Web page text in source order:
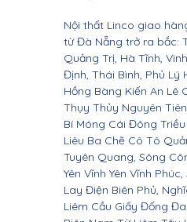
Nội thất Linco giao
từ Đà Nẵng trở ra bắc:
Quảng Trị, Hà Tĩnh,
Định, Thái Bình, Phủ Lý
Hồng Bàng Kiến An Lê
Thụy Thủy Nguyên
Bí Móng Cái Đông
Liêu Ba Chẽ Cô Tô
Tuyên Quang, Sông
Yên Vĩnh Yên Vĩnh
Lay Điện Biên Phủ,
Liêm Cầu Giấy Đống